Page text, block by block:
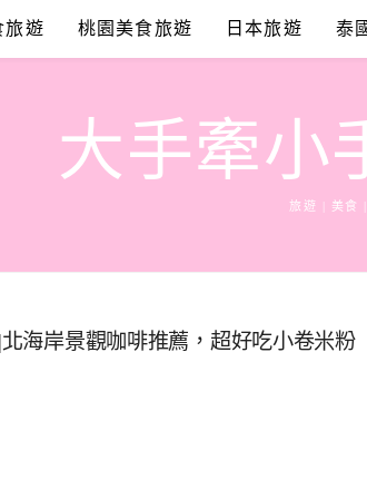
旅遊 桃園美食旅遊 日本旅遊 泰
大手牽小
旅遊 | 美食
海岸景觀咖啡推薦，超好吃小卷米粉